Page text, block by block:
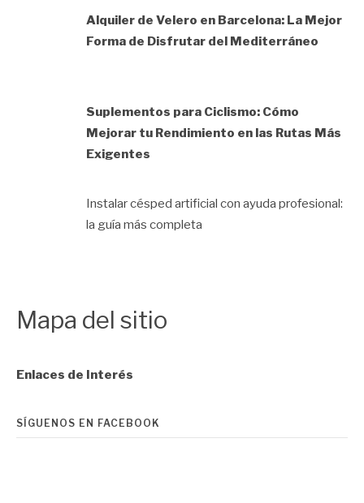
Alquiler de Velero en Barcelona: La Mejor
Forma de Disfrutar del Mediterráneo
Suplementos para Ciclismo: Cómo
Mejorar tu Rendimiento en las Rutas Más
Exigentes
Instalar césped artificial con ayuda profesional:
la guía más completa
Mapa del sitio
Enlaces de Interés
SÍGUENOS EN FACEBOOK